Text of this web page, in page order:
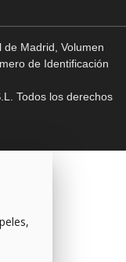
de Madrid, Volumen
de Identificación
Todos los derechos